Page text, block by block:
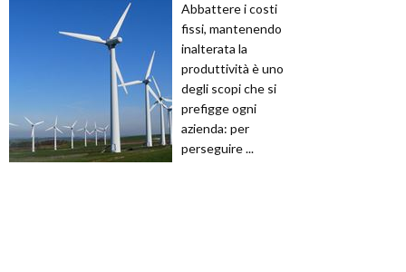
Abbattere i costi
fissi, mantenendo
inalterata la
produttività è uno
degli scopi che si
prefigge ogni
azienda: per
perseguire ...